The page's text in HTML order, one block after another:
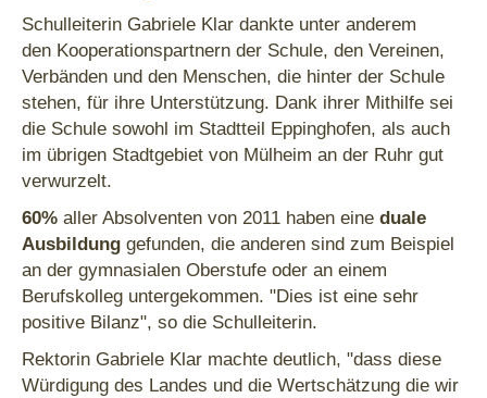
Schulleiterin Gabriele Klar dankte unter anderem
den Kooperationspartnern der Schule, den Vereinen,
Verbänden und den Menschen, die hinter der Schule
stehen, für ihre Unterstützung. Dank ihrer Mithilfe sei
die Schule sowohl im Stadtteil Eppinghofen, als auch
im übrigen Stadtgebiet von Mülheim an der Ruhr gut
verwurzelt.
60% aller Absolventen von 2011 haben eine duale
Ausbildung gefunden, die anderen sind zum Beispiel
an der gymnasialen Oberstufe oder an einem
Berufskolleg untergekommen. "Dies ist eine sehr
positive Bilanz", so die Schulleiterin.
Rektorin Gabriele Klar machte deutlich, "dass diese
Würdigung des Landes und die Wertschätzung die wir